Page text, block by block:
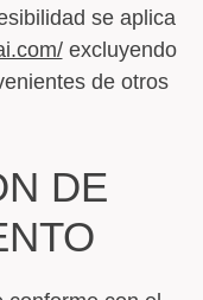
se aplica
excluyendo
de otros
DE